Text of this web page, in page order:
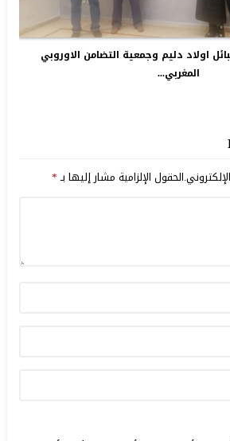
اولاد دليم وجمعية التضامن الاوروبي
المغربي...
الحقول الإلزامية مشار إليها بـ*